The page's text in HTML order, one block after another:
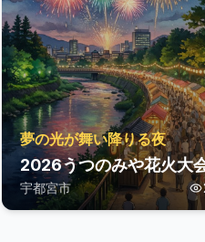
夢の光が舞い降りる夜
2026うつのみや花火大
宇都宮市